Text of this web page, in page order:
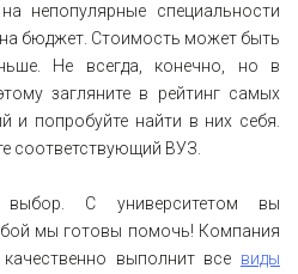
непопулярные специальности
на бюджет. Стоимость может быть
Не всегда, конечно, но в
загляните в рейтинг самых
и попробуйте найти в них себя.
соответствующий ВУЗ.
С университетом вы
мы готовы помочь! Компания
выполнит все виды